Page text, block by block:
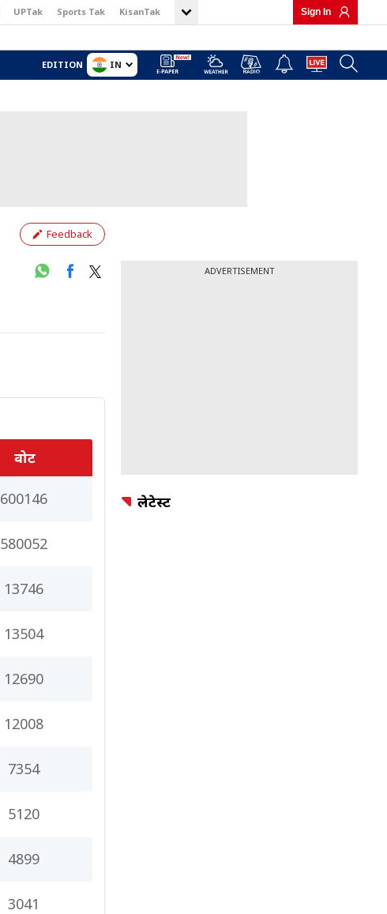
UPTak Sports Tak KisanTak Sign In
EDITION IN
Feedback
वोट
600146
580052
13746
13504
12690
12008
7354
5120
4899
3041
ADVERTISEMENT
लेटेस्ट